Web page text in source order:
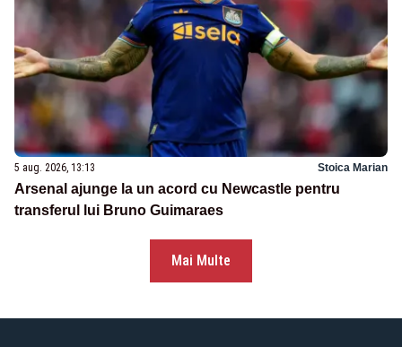
5 aug. 2026, 13:13 Stoica Marian
Arsenal ajunge la un acord cu Newcastle pentru
transferul lui Bruno Guimaraes
Mai Multe